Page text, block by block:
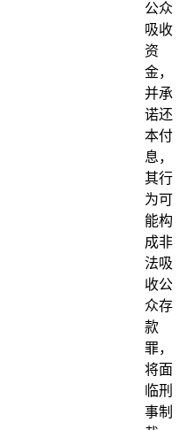
公众
吸收
资
金，
并承
诺还
本付
息，
其行
为可
能构
成非
法吸
收公
众存
款
罪，
将面
临刑
事制